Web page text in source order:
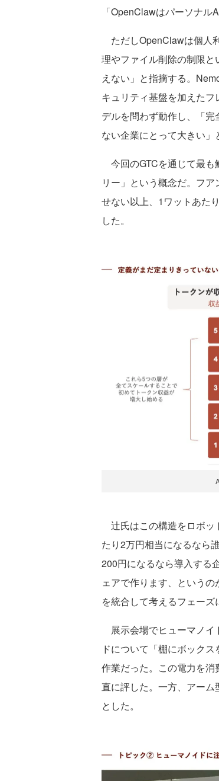
「OpenClawはパーソナル
ただしOpenClawは個人
理やファイル削除の制限
えない」と指摘する。
キュリティ基盤を加えた
デルを問わず動作し、「
ない企業にとって大きい」
今回のGTCを通じて最も
リー」という概念だ。フ
せない以上、1ワットあた
した。
辻氏はこの構造をロボッ
たり2万円相当になるなら
200円になるなら導入する
ェアで作ります、という
を統合して考えるフェーズ
展示会場でヒューマノイ
ドについて「棚にボック
作業だった。この電力を
直に評した。一方、アーム
とした。